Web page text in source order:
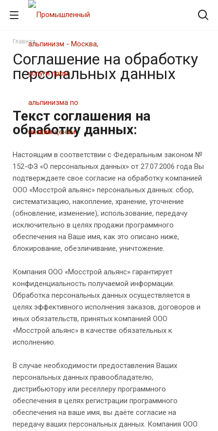
Главная
Соглашение на обработку
персональных данных
Текст соглашения на
обработку данных:
Настоящим в соответствии с Федеральным законом №
152-ФЗ «О персональных данных» от 27.07.2006 года Вы
подтверждаете свое согласие на обработку компанией
ООО «Мосстрой альянс» персональных данных: сбор,
систематизацию, накопление, хранение, уточнение
(обновление, изменение), использование, передачу
исключительно в целях продажи программного
обеспечения на Ваше имя, как это описано ниже,
блокирование, обезличивание, уничтожение.
Компания ООО «Мосстрой альянс» гарантирует
конфиденциальность получаемой информации.
Обработка персональных данных осуществляется в
целях эффективного исполнения заказов, договоров и
иных обязательств, принятых компанией ООО
«Мосстрой альянс» в качестве обязательных к
исполнению.
В случае необходимости предоставления Ваших
персональных данных правообладателю,
дистрибьютору или реселлеру программного
обеспечения в целях регистрации программного
обеспечения на ваше имя, вы даёте согласие на
передачу ваших персональных данных. Компания ООО